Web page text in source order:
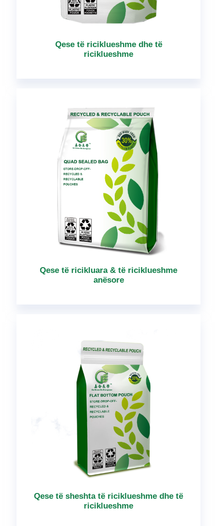
Qese të riciklueshme dhe të
riciklueshme
Qese të ricikluara & të riciklueshme
anësore
Qese të sheshta të riciklueshme dhe të
riciklueshme